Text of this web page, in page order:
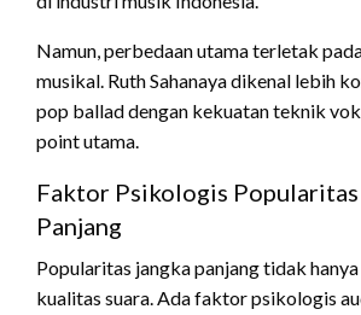
Namun, perbedaan utama terletak
musikal. Ruth Sahanaya dikenal lebih
pop ballad dengan kekuatan teknik
point utama.
Faktor Psikologis Popularitas
Panjang
Popularitas jangka panjang tidak
kualitas suara. Ada faktor psikologis